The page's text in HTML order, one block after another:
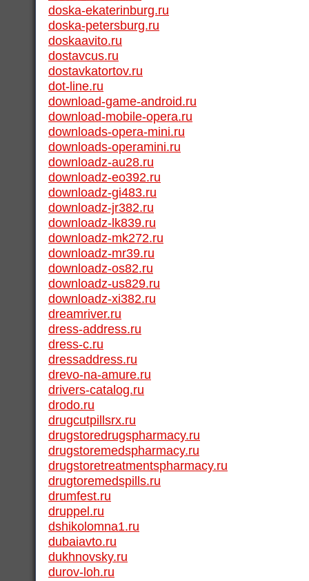
doska-ekaterinburg.ru
doska-petersburg.ru
doskaavito.ru
dostavcus.ru
dostavkatortov.ru
dot-line.ru
download-game-android.ru
download-mobile-opera.ru
downloads-opera-mini.ru
downloads-operamini.ru
downloadz-au28.ru
downloadz-eo392.ru
downloadz-gi483.ru
downloadz-jr382.ru
downloadz-lk839.ru
downloadz-mk272.ru
downloadz-mr39.ru
downloadz-os82.ru
downloadz-us829.ru
downloadz-xi382.ru
dreamriver.ru
dress-address.ru
dress-c.ru
dressaddress.ru
drevo-na-amure.ru
drivers-catalog.ru
drodo.ru
drugcutpillsrx.ru
drugstoredrugspharmacy.ru
drugstoremedspharmacy.ru
drugstoretreatmentspharmacy.ru
drugtoremedspills.ru
drumfest.ru
druppel.ru
dshikolomna1.ru
dubaiavto.ru
dukhnovsky.ru
durov-loh.ru